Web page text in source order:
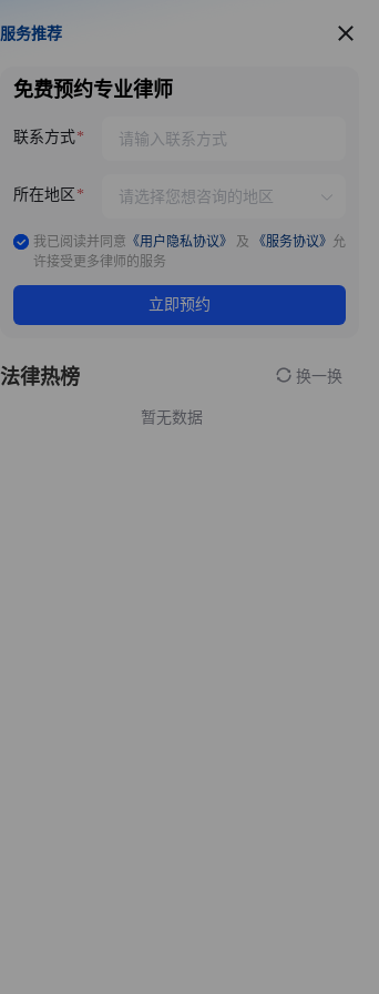
服务推荐
服务推荐
免费预约专业律师
联系方式
所在地区
我已阅读并同意 《用户隐私协议》 及 《服务协议》 允
许接受更多律师的服务
立即预约
法律热榜 换一换
暂无数据